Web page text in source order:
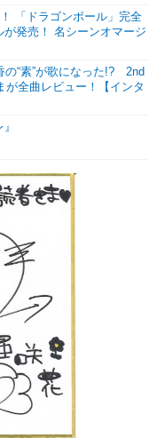
「ドラゴンボール」完全
発売！ 名シーンオマージ
の“素”が歌になった!? 2nd
が全曲レビュー！【インタ